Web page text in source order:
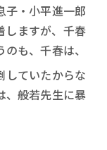
子・小平進一郎
しますが、千春
も、千春は、
していたからな
、般若先生に暴